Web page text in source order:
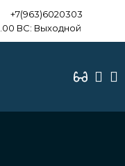
+7(963)6020303
ВС: Выходной